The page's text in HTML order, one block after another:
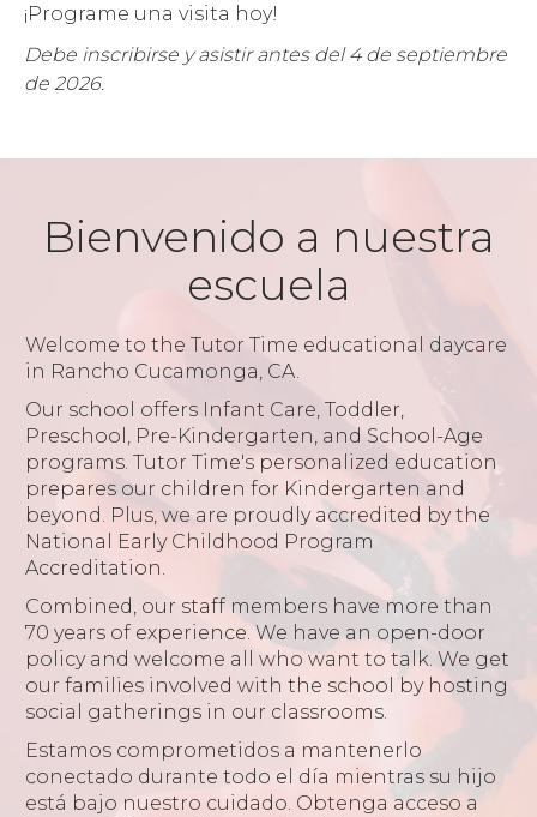
¡Programe una visita hoy!
Debe inscribirse y asistir antes del 4 de septiembre
de 2026.
Bienvenido a nuestra
escuela
Welcome to the Tutor Time educational daycare
in Rancho Cucamonga, CA.
Our school offers Infant Care, Toddler,
Preschool, Pre-Kindergarten, and School-Age
programs. Tutor Time's personalized education
prepares our children for Kindergarten and
beyond. Plus, we are proudly accredited by the
National Early Childhood Program
Accreditation.
Combined, our staff members have more than
70 years of experience. We have an open-door
policy and welcome all who want to talk. We get
our families involved with the school by hosting
social gatherings in our classrooms.
Estamos comprometidos a mantenerlo
conectado durante todo el día mientras su hijo
está bajo nuestro cuidado. Obtenga acceso a